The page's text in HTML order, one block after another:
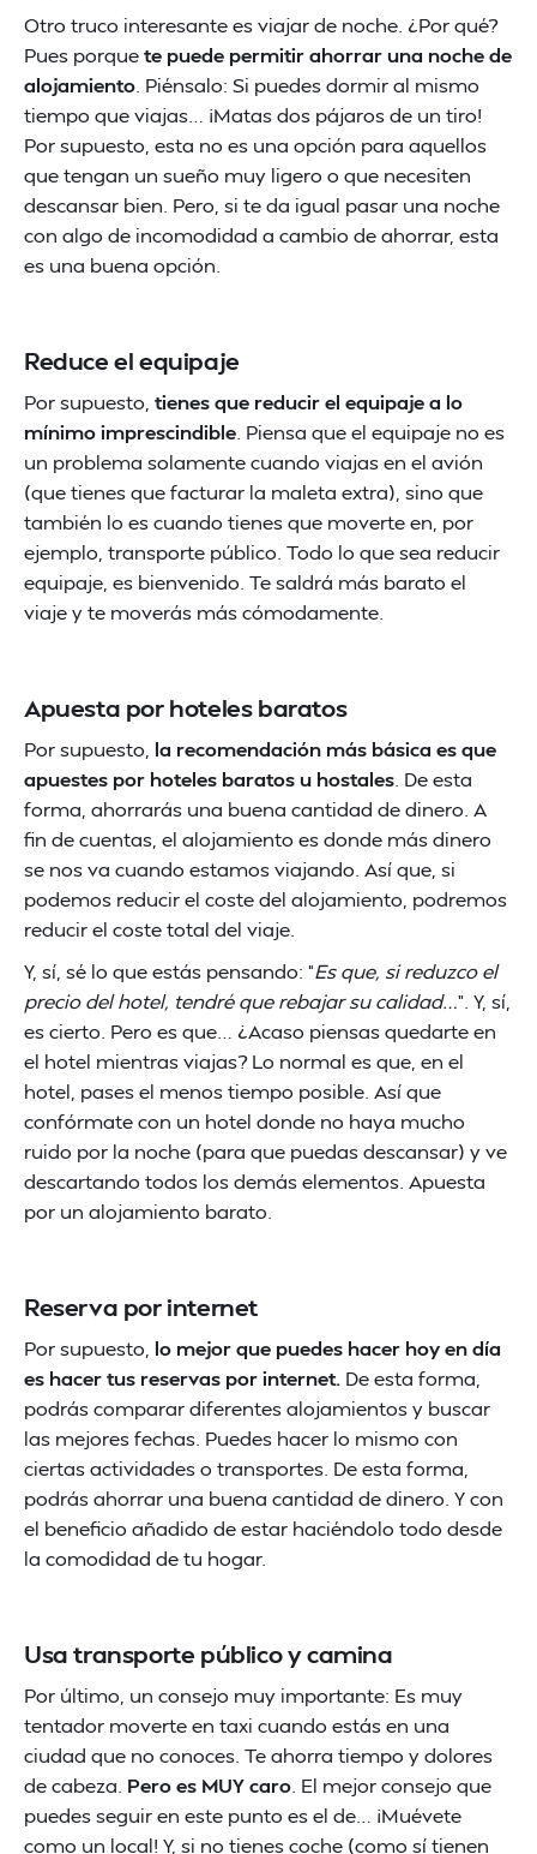
Otro truco interesante es viajar de noche. ¿Por qué?
Pues porquete puede permitir ahorrar una noche de
alojamiento . Piénsalo: Si puedes dormir al mismo
tiempo que viajas… ¡Matas dos pájaros de un tiro!
Por supuesto, esta no es una opción para aquellos
que tengan un sueño muy ligero o que necesiten
descansar bien. Pero, si te da igual pasar una noche
con algo de incomodidad a cambio de ahorrar, esta
es una buena opción.
Reduce el equipaje
Por supuesto, tienes que reducir el equipaje a lo
mínimo imprescindible . Piensa que el equipaje no es
un problema solamente cuando viajas en el avión
(que tienes que facturar la maleta extra), sino que
también lo es cuando tienes que moverte en, por
ejemplo, transporte público. Todo lo que sea reducir
equipaje, es bienvenido. Te saldrá más barato el
viaje y te moverás más cómodamente.
Apuesta por hoteles baratos
Por supuesto, la recomendación más básica es que
apuestes por hoteles baratos u hostales . De esta
forma, ahorrarás una buena cantidad de dinero. A
fin de cuentas, el alojamiento es donde más dinero
se nos va cuando estamos viajando. Así que, si
podemos reducir el coste del alojamiento, podremos
reducir el coste total del viaje.
Y, sí, sé lo que estás pensando: “Es que, si reduzco el
precio del hotel, tendré que rebajar su calidad…”. Y, sí,
es cierto. Pero es que… ¿Acaso piensas quedarte en
el hotel mientras viajas? Lo normal es que, en el
hotel, pases el menos tiempo posible. Así que
confórmate con un hotel donde no haya mucho
ruido por la noche (para que puedas descansar) y ve
descartando todos los demás elementos. Apuesta
por un alojamiento barato.
Reserva por internet
Por supuesto, lo mejor que puedes hacer hoy en día
es hacer tus reservas por internet. De esta forma,
podrás comparar diferentes alojamientos y buscar
las mejores fechas. Puedes hacer lo mismo con
ciertas actividades o transportes. De esta forma,
podrás ahorrar una buena cantidad de dinero. Y con
el beneficio añadido de estar haciéndolo todo desde
la comodidad de tu hogar.
Usa transporte público y camina
Por último, un consejo muy importante: Es muy
tentador moverte en taxi cuando estás en una
ciudad que no conoces. Te ahorra tiempo y dolores
de cabeza. Pero es MUY caro . El mejor consejo que
puedes seguir en este punto es el de… ¡Muévete
como un local! Y, si no tienes coche (como sí tienen